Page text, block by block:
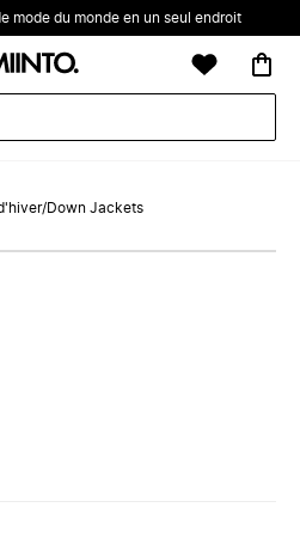
mode du monde en un seul endroit
/Down Jackets